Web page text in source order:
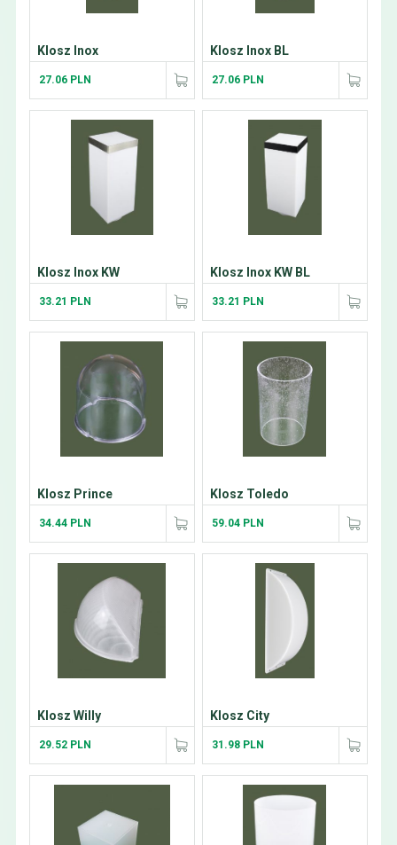
Klosz Inox
27.06 PLN
Klosz Inox BL
27.06 PLN
Klosz Inox KW
33.21 PLN
Klosz Inox KW BL
33.21 PLN
Klosz Prince
34.44 PLN
Klosz Toledo
59.04 PLN
Klosz Willy
29.52 PLN
Klosz City
31.98 PLN